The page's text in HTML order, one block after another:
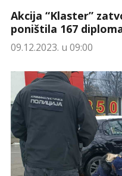
Akcija “Klaster”
poništila 167
09.12.2023. u 09:00